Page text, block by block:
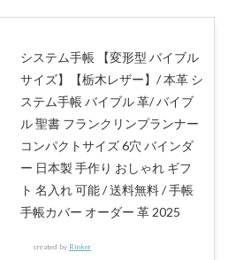
システム手帳 【変形型 バイブル
サイズ】【栃木レザー】/ 本革 シ
ステム手帳 バイブル 革/ バイブ
ル 聖書 フランクリンプランナー
コンパクトサイズ 6穴 バインダ
ー 日本製 手作り おしゃれ ギフ
ト 名入れ 可能 / 送料無料 / 手帳
手帳カバー オーダー 革 2025
created by Rinker